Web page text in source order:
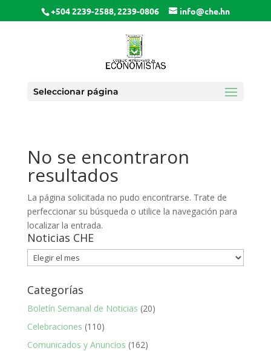
+504 2239-2588, 2239-0806 info@che.hn
Seleccionar página
No se encontraron
resultados
La página solicitada no pudo encontrarse. Trate de
perfeccionar su búsqueda o utilice la navegación para
localizar la entrada.
Noticias CHE
Noticias
CHE
Categorías
Boletín Semanal de Noticias (20)
Celebraciones (110)
Comunicados y Anuncios (162)